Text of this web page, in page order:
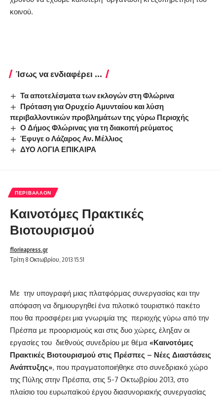
κοινού.
Ίσως να ενδιαφέρει ...
Τα αποτελέσματα των εκλογών στη Φλώρινα
Πρόταση για Ορυχείο Αμυνταίου και λύση
περιβαλλοντικών προβλημάτων της γύρω Περιοχής
Ο Δήμος Φλώρινας για τη διακοπή ρεύματος
Έφυγε ο Λάζαρος Αν. Μέλλιος
ΔΥΟ ΛΟΓΙΑ ΕΠΙΚΑΙΡΑ
ΠΕΡΙΒΆΛΛΟΝ
Καινοτόμες Πρακτικές
Βιοτουρισμού
Τρίτη 8 Οκτωβρίου, 2013 15:51
florinapress.gr
Με την υπογραφή μιας πλατφόρμας συνεργασίας και την
απόφαση να δημιουργηθεί ένα πιλοτικό τουριστικό πακέτο
που θα προσφέρει μια γνωριμία της περιοχής γύρω από την
Πρέσπα με προορισμούς και στις δυο χώρες, έληξαν οι
εργασίες του διεθνούς συνεδρίου με θέμα «Καινοτόμες
Πρακτικές Βιοτουρισμού στις Πρέσπες – Νέες Διαστάσεις
Ανάπτυξης», που πραγματοποιήθηκε στο συνεδριακό χώρο
της Πύλης στην Πρέσπα, στις 5-7 Οκτωβρίου 2013, στο
πλαίσιο του ευρωπαϊκού έργου διασυνοριακής συνεργασίας